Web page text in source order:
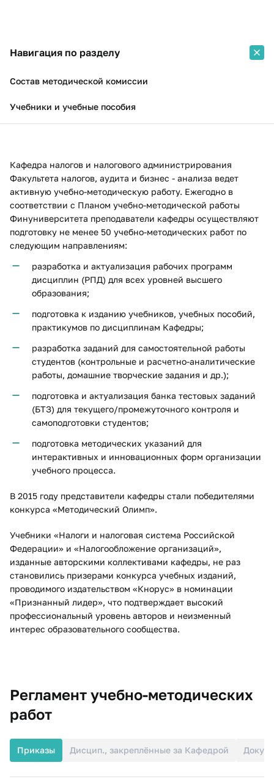
Навигация по разделу
Состав методической комиссии
Учебники и учебные пособия
​Кафедра налогов и налогового администрирования
Факультета налогов, аудита и бизнес - анализа ведет
активную учебно-методическую работу. Ежегодно в
соответствии с Планом учебно-методической работы
Финуниверситета преподаватели кафедры осуществляют
подготовку не менее 50 учебно-методических работ по
следующим направлениям:
разработка и актуализация рабочих программ
дисциплин (РПД) для всех уровней высшего
образования;
подготовка к изданию учебников, учебных пособий,
практикумов по дисциплинам Кафедры;
разработка заданий для самостоятельной работы
студентов (контрольные и расчетно-аналитические
работы, домашние творческие задания и др.);
подготовка и актуализация банка тестовых заданий
(БТЗ) для текущего/промежуточного контроля и
самоподготовки студентов;
подготовка методических указаний для
интерактивных и инновационных форм организации
учебного процесса.
В 2015 году представители кафедры стали победителями
конкурса «Методический Олимп».
Учебники «Налоги и налоговая система Российской
Федерации» и «Налогообложение организаций»,
изданные авторскими коллективами кафедры, не раз
становились призерами конкурса учебных изданий,
проводимого издательством «Кнорус» в номинации
«Признанный лидер», что подтверждает высокий
профессиональный уровень авторов и неизменный
интерес образовательного сообщества.​
Регламент учебно-методических
работ
Приказы Дисцип., закреплённые за Кафедрой